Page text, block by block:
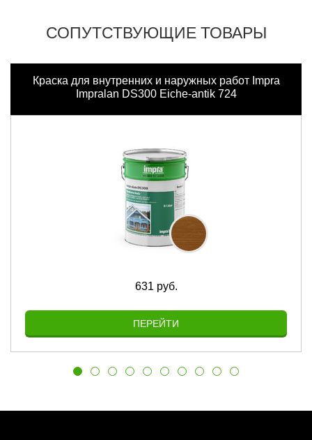
СОПУТСТВУЮЩИЕ ТОВАРЫ
Краска для внутренних и наружных работ Impra
Impralan DS300 Eiche-antik 724
631 руб.
ПЕРЕЙТИ